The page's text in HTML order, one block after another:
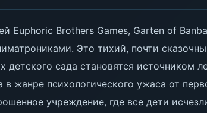
Euphoric Brothers Games, Garten of
Это тихий, почти
детского сада становятся источником
в жанре психологического ужаса от
учреждение, где все дети